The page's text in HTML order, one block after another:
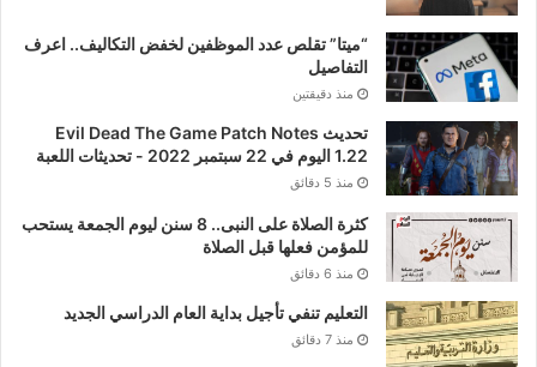
“ميتا” تقلص عدد الموظفين لخفض التكاليف.. اعرف
التفاصيل
منذ دقيقتين
تحديث Evil Dead The Game Patch Notes
1.22 اليوم في 22 سبتمبر 2022 - تحديثات اللعبة
منذ 5 دقائق
كثرة الصلاة على النبى.. 8 سنن ليوم الجمعة يستحب
للمؤمن فعلها قبل الصلاة
منذ 6 دقائق
التعليم تنفي تأجيل بداية العام الدراسي الجديد
منذ 7 دقائق